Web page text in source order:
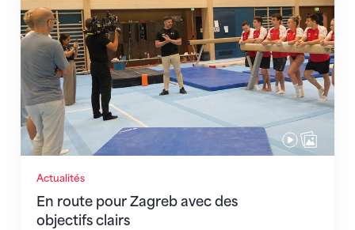
Actualités
En route pour Zagreb avec des
objectifs clairs